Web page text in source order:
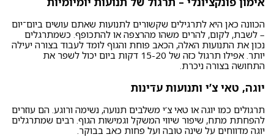
הכוונה כאן היא לתרגילים שקשורים לתנועות שאתם עושים ביום־יום
– לשבת, לקום, להרים משהו מהרצפה או להתכופף. כשמתרגלים
נכון את התנועות האלה, הכאב פוחת והגוף לומד לעבוד בצורה יעילה
יותר. אפילו תרגול כזה של 15-20 דקות ביום יכול לשפר את
התחושה בצורה ניכרת.
יוגה, טאי צ’י ותנועות עדינות
תרגולים כמו יוגה או טאי צ’י משלבים תנועה, נשימה ורוגע. הם עוזרים
להפחתת מתח, שיפור שיווי המשקל וגמישות הגוף. רבים שמתרגלים
יוגה מדווחים על שינה טובה ועל פחות כאב בבוקר.